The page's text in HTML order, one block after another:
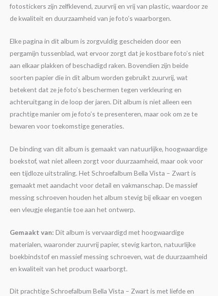
fotostickers zijn zelfklevend, zuurvrij en vrij van plastic, waardoor ze
de kwaliteit en duurzaamheid van je foto’s waarborgen.
Elke pagina in dit album is zorgvuldig gescheiden door een
pergamijn tussenblad, wat ervoor zorgt dat je kostbare foto’s niet
aan elkaar plakken of beschadigd raken. Bovendien zijn beide
soorten papier die in dit album worden gebruikt zuurvrij, wat
betekent dat ze je foto’s beschermen tegen verkleuring en
achteruitgang in de loop der jaren. Dit album is niet alleen een
prachtige manier om je foto’s te presenteren, maar ook om ze te
bewaren voor toekomstige generaties.
De binding van dit album is gemaakt van natuurlijke, hoogwaardige
boekstof, wat niet alleen zorgt voor duurzaamheid, maar ook voor
een tijdloze uitstraling. Het Schroefalbum Bella Vista – Zwart is
gemaakt met aandacht voor detail en vakmanschap. De massief
messing schroeven houden het album stevig bij elkaar en voegen
een vleugje elegantie toe aan het ontwerp.
Gemaakt van: Dit album is vervaardigd met hoogwaardige
materialen, waaronder zuurvrij papier, stevig karton, natuurlijke
boekbindstof en massief messing schroeven, wat de duurzaamheid
en kwaliteit van het product waarborgt.
Dit prachtige Schroefalbum Bella Vista – Zwart is met liefde en